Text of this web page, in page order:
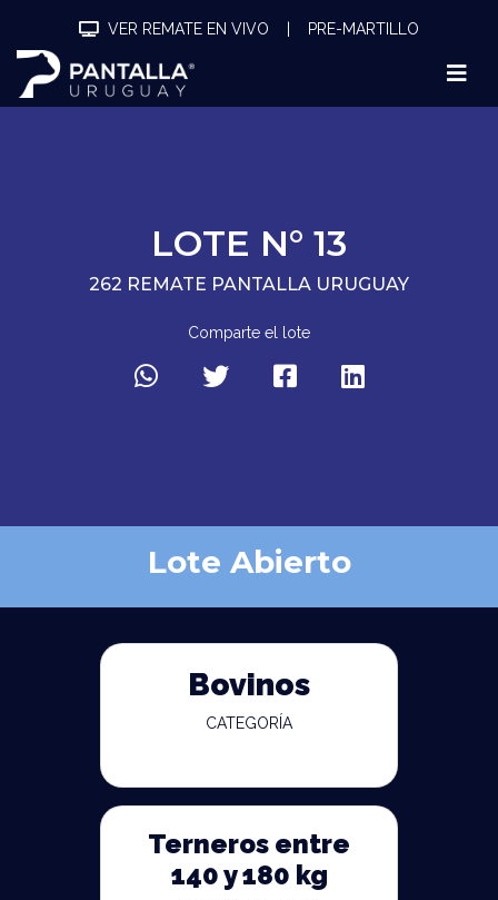
VER REMATE EN VIVO PRE-MARTILLO
LOTE N° 13
262 REMATE PANTALLA URUGUAY
Comparte el lote
Lote Abierto
Bovinos
CATEGORÍA
Terneros entre
140 y 180 kg